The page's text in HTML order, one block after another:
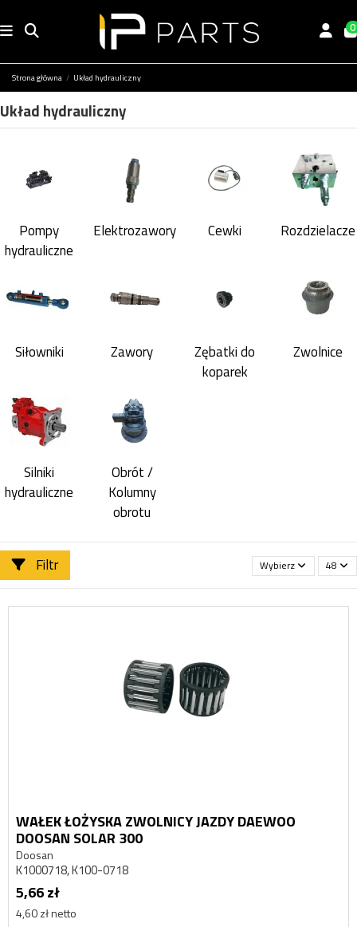
0
Strona główna Układ hydrauliczny
Układ hydrauliczny
Pompy
hydrauliczne
Elektrozawory Cewki Rozdzielacze
Siłowniki Zawory
Zębatki do
koparek
Zwolnice
Silniki
hydrauliczne
Obrót /
Kolumny
obrotu
Filtr Wybierz 48
WAŁEK ŁOŻYSKA ZWOLNICY JAZDY DAEWOO
DOOSAN SOLAR 300
Doosan
K1000718, K100-0718
5,66 zł
4,60 zł netto